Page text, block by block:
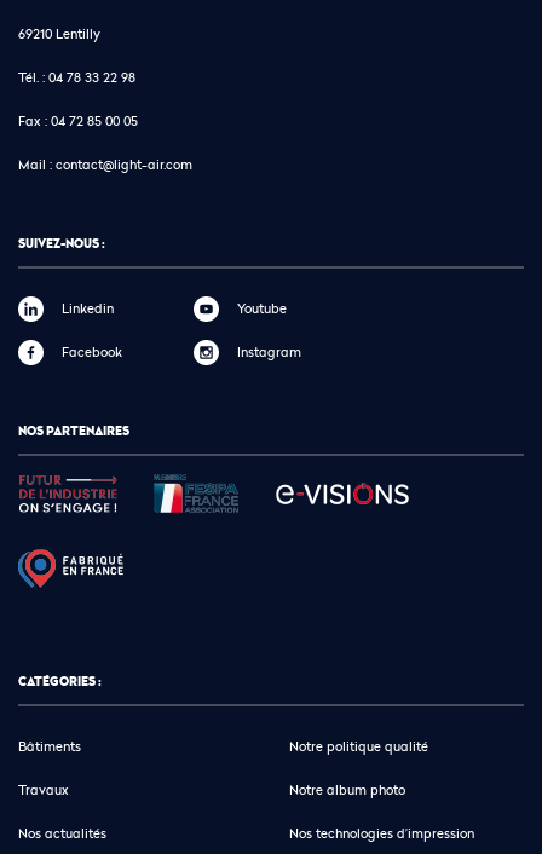
69210 Lentilly
Tél. : 04 78 33 22 98
Fax : 04 72 85 00 05
Mail : contact@light-air.com
SUIVEZ-NOUS :
Linkedin
Facebook
Youtube
Instagram
NOS PARTENAIRES
CATÉGORIES :
Bâtiments
Travaux
Nos actualités
Notre politique qualité
Notre album photo
Nos technologies d’impression